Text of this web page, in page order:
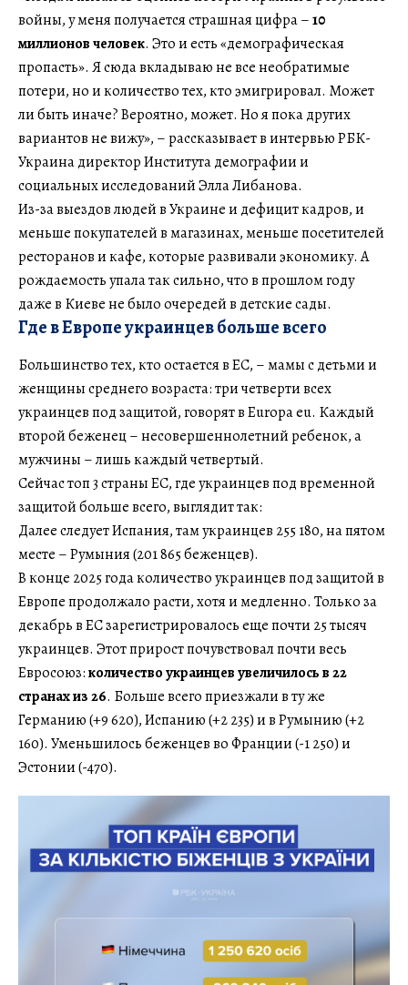
войны, у меня получается страшная цифра –10
миллионов человек. Это и есть «демографическая
пропасть». Я сюда вкладываю не все необратимые
потери, но и количество тех, кто эмигрировал. Может
ли быть иначе? Вероятно, может. Но я пока других
вариантов не вижу», – рассказывает в интервью РБК-
Украина директор Института демографии и
социальных исследований Элла Либанова.
Из-за выездов людей в Украине и дефицит кадров, и
меньше покупателей в магазинах, меньше посетителей
ресторанов и кафе, которые развивали экономику. А
рождаемость упала так сильно, что в прошлом году
даже в Киеве не было очередей в детские сады.
Где в Европе украинцев больше всего
Большинство тех, кто остается в ЕС, – мамы с детьми и
женщины среднего возраста: три четверти всех
украинцев под защитой, говорят в Europa eu. Каждый
второй беженец – несовершеннолетний ребенок, а
мужчины – лишь каждый четвертый.
Сейчас топ 3 страны ЕС, где украинцев под временной
защитой больше всего, выглядит так:
Далее следует Испания, там украинцев 255 180, на пятом
месте – Румыния (201 865 беженцев).
В конце 2025 года количество украинцев под защитой в
Европе продолжало расти, хотя и медленно. Только за
декабрь в ЕС зарегистрировалось еще почти 25 тысяч
украинцев. Этот прирост почувствовал почти весь
Евросоюз:количество украинцев увеличилось в 22
странах из 26. Больше всего приезжали в ту же
Германию (+9 620), Испанию (+2 235) и в Румынию (+2
160). Уменьшилось беженцев во Франции (-1 250) и
Эстонии (-470).